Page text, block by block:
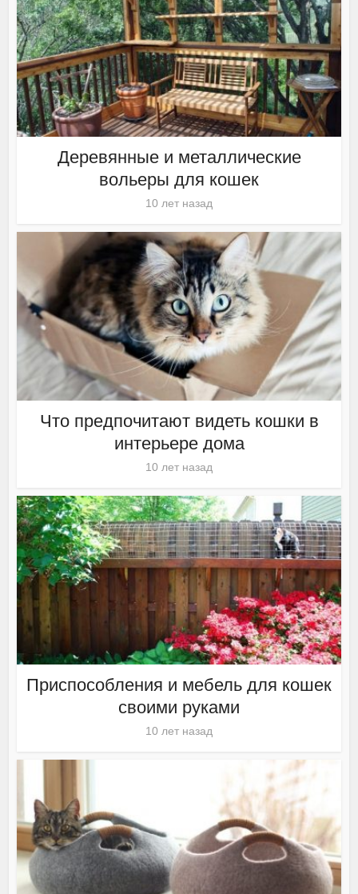
Деревянные и металлические
вольеры для кошек
10 лет назад
Что предпочитают видеть кошки в
интерьере дома
10 лет назад
Приспособления и мебель для кошек
своими руками
10 лет назад